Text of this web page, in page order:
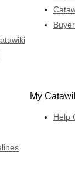
My
Help